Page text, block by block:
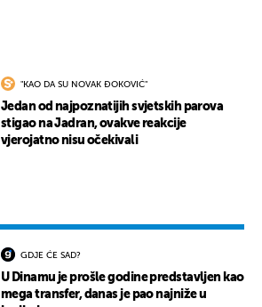
"KAO DA SU NOVAK ĐOKOVIĆ"
Jedan od najpoznatijih svjetskih parova
stigao na Jadran, ovakve reakcije
vjerojatno nisu očekivali
GDJE ĆE SAD?
U Dinamu je prošle godine predstavljen kao
mega transfer, danas je pao najniže u